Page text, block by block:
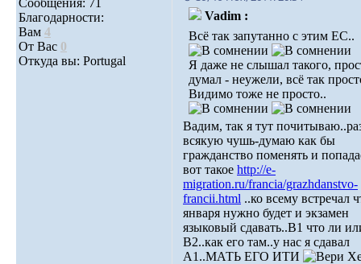
Сообщения: 71
Благодарности:
Вам 4
От Вас 0
Откуда вы: Portugal
Vadim :
Всё так запутанно с этим ЕС..
Я даже не слышал такого,
думал - неужели, всё так
Видимо тоже не просто..
Вадим, так я тут
всякую чушь-думаю как бы
гражданство поменять и
вот такое http://e-
migration.ru/francia/grazhdanstvo-
francii.html ..ко всему встречал
января нужно будет и экзамен
языковый сдавать..В1 что ли
В2..как его там..у нас я сдавал
А1..МАТЬ ЕГО ИТИ